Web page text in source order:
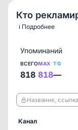
Кто
ℹ️ Подробнее
Упоминаний
ВСЕГО
818
MAX
818
TG
—
Название,
Канал